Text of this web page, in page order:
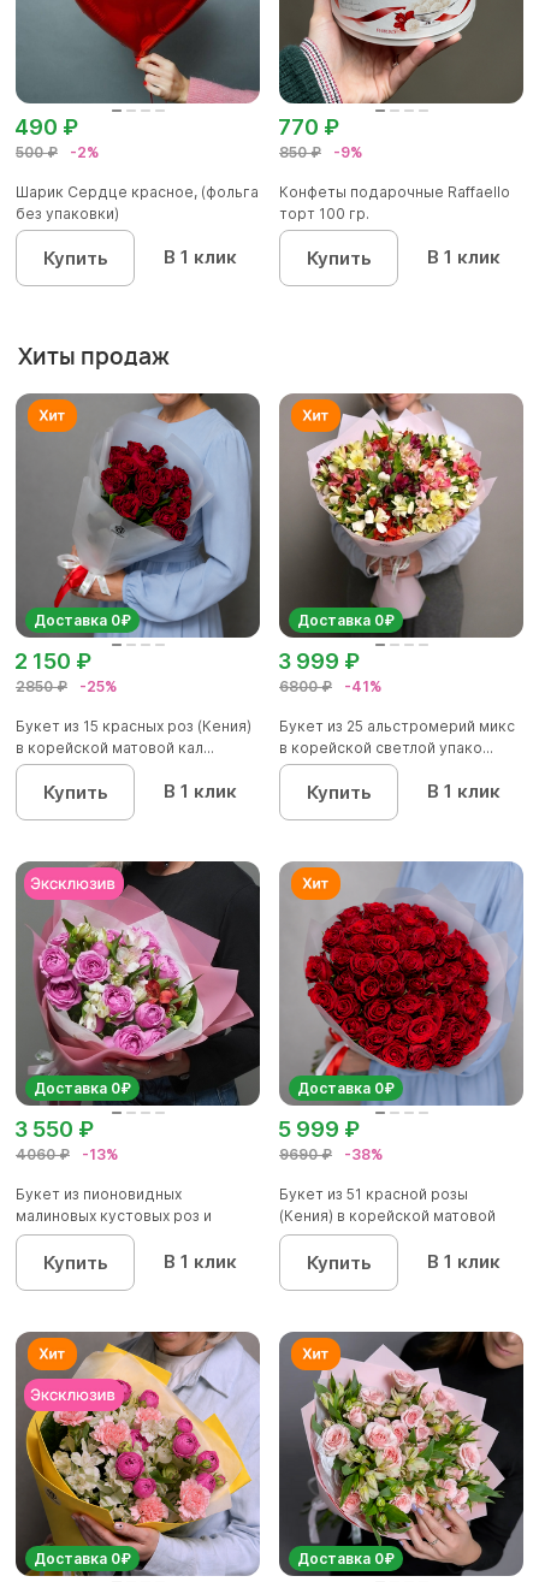
500 ₽ -2%
490 ₽
Шарик Сердце красное, (фольга
без упаковки)
Купить В 1 клик
850 ₽ -9%
770 ₽
Конфеты подарочные Raffaello
торт 100 гр.
Купить В 1 клик
Хиты продаж
Доставка 0₽
2850 ₽ -25%
2 150 ₽
Букет из 15 красных роз (Кения)
в корейской матовой кал...
Купить В 1 клик
Доставка 0₽
6800 ₽ -41%
3 999 ₽
Букет из 25 альстромерий микс
в корейской светлой упако...
Купить В 1 клик
Доставка 0₽
4060 ₽ -13%
3 550 ₽
Букет из пионовидных
малиновых кустовых роз и
альстроме...
Купить В 1 клик
Доставка 0₽
9690 ₽ -38%
5 999 ₽
Букет из 51 красной розы
(Кения) в корейской матовой
уп...
Купить В 1 клик
Доставка 0₽ Доставка 0₽